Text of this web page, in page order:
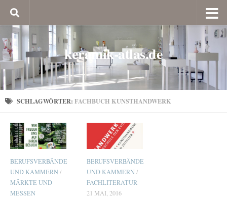
keramik-atlas.de
SCHLAGWÖRTER: FACHBUCH KUNSTHANDWERK
BERUFSVERBÄNDE
UND KAMMERN/
MÄRKTE UND
MESSEN
BERUFSVERBÄNDE
UND KAMMERN/
FACHLITERATUR
21 MAI, 2016